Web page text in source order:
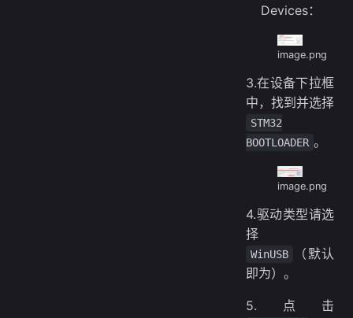
Devices：
image.png
3.在设备下拉框
中，找到并选择
STM32
BOOTLOADER 。
image.png
4.驱动类型请选
择
WinUSB
（默认
即为）。
5.点击